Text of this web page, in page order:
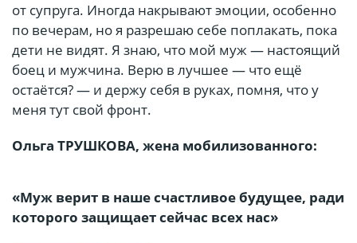
от супруга. Иногда накрывают эмоции, особенно
по вечерам, но я разрешаю себе поплакать, пока
дети не видят. Я знаю, что мой муж — настоящий
боец и мужчина. Верю в лучшее — что ещё
остаётся? — и держу себя в руках, помня, что у
меня тут свой фронт.
Ольга ТРУШКОВА, жена мобилизованного:
«Муж верит в наше счастливое будущее, ради
которого защищает сейчас всех нас»